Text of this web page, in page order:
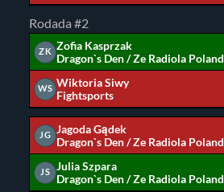
Rodada #2
ZK Zofia Kasprzak
Dragon`s Den / Ze Radiola Poland
WS Wiktoria Siwy
Fightsports
JG Jagoda Gądek
Dragon`s Den / Ze Radiola Poland
JS
Julia Szpara
Dragon`s Den / Ze Radiola Poland